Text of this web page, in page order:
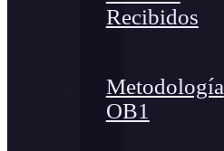
Recibidos
Metodología
OB1